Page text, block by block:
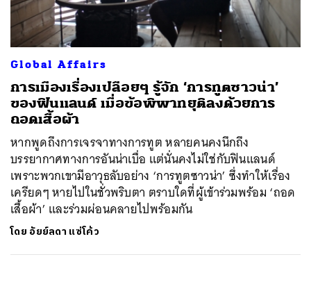
Global Affairs
การเมืองเรื่องเปลือยๆ รู้จัก ‘การทูตซาวน่า’
ของฟินแลนด์ เมื่อข้อพิพาทยุติลงด้วยการ
ถอดเสื้อผ้า
หากพูดถึงการเจรจาทางการทูต หลายคนคงนึกถึง
บรรยากาศทางการอันน่าเบื่อ แต่นั่นคงไม่ใช่กับฟินแลนด์
เพราะพวกเขามีอาวุธลับอย่าง ‘การทูตซาวน่า’ ซึ่งทำให้เรื่อง
เครียดๆ หายไปในชั่วพริบตา ตราบใดที่ผู้เข้าร่วมพร้อม ‘ถอด
เสื้อผ้า’ และร่วมผ่อนคลายไปพร้อมกัน
โดย อัยย์ลดา แซ่โค้ว
ค้นหา
SHARE